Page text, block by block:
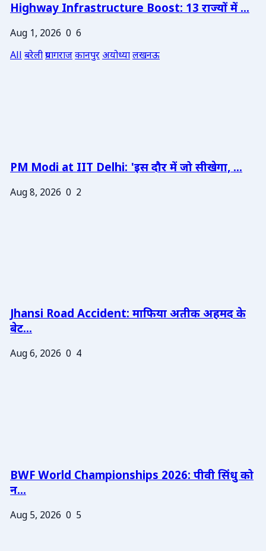
Highway Infrastructure Boost: 13 राज्यों में ...
Aug 1, 2026 0 6
Allबरेलीप्रयागराजकानपुरअयोध्यालखनऊ
PM Modi at IIT Delhi: 'इस दौर में जो सीखेगा, ...
Aug 8, 2026 0 2
Jhansi Road Accident: माफिया अतीक अहमद के
बेट...
Aug 6, 2026 0 4
BWF World Championships 2026: पीवी सिंधु को
न...
Aug 5, 2026 0 5